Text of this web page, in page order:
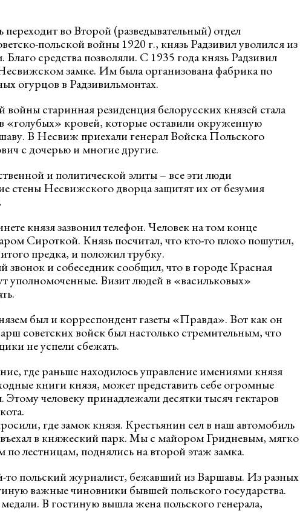
переходит во Второй (разведывательный) отдел
польской войны 1920 г., князь Радзивил уволился из
средства позволяли. С 1935 года князь Радзивил
замке. Им была организована фабрика по
огурцов в Радзивильмонтах.
старинная резиденция белорусских князей стала
кровей, которые оставили окруженную
В Несвиж приехали генерал Войска Польского
с дочерью и многие другие.
и политической элиты – все эти люди
стены Несвижского дворца защитят их от безумия
князя зазвонил телефон. Человек на том конце
Сироткой. Князь посчитал, что кто-то плохо пошутил,
предка, и положил трубку.
звонок и собеседник сообщил, что в городе Красная
уполномоченные. Визит людей в «васильковых»
был и корреспондент газеты «Правда». Вот как он
советских войск был настолько стремительным, что
не успели сбежать.
где раньше находилось управление имениями князя
книги князя, может представить себе огромные
Этому человеку принадлежали десятки тысяч гектаров
где замок князя. Крестьянин сел в наш автомобиль
в княжеский парк. Мы с майором Гридневым, мягко
по лестницам, поднялись на второй этаж замка.
то польский журналист, бежавший из Варшавы. Из разных
важные чиновники бывшей польского государства.
В гостиную вышла жена польского генерала,